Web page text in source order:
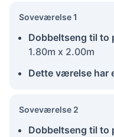
Soveværelse 1
Dobbeltseng til to
1.80m x 2.00m
Dette værelse har
Soveværelse 2
Dobbeltseng til to